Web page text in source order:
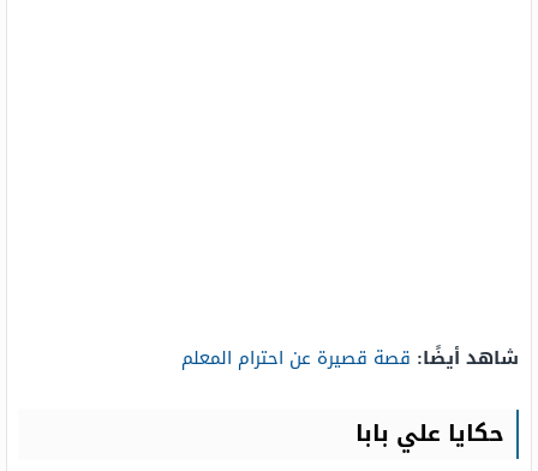
شاهد أيضًا: قصة قصيرة عن احترام المعلم
حكايا علي بابا